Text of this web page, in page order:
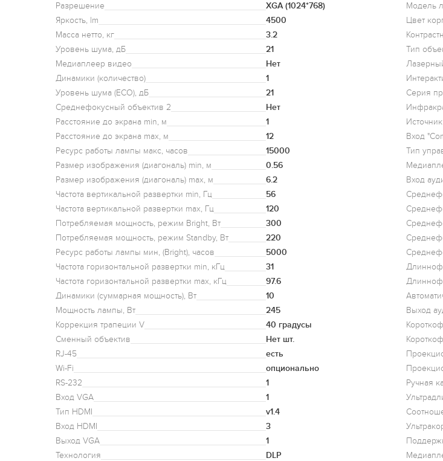
Разрешение
XGA (1024*768)
Яркость, lm
4500
Масса нетто, кг
3.2
Уровень шума, дБ
21
Медиаплеер видео
Нет
Динамики (количество)
1
Уровень шума (ECO), дБ
21
Среднефокусный объектив 2
Нет
Расстояние до экрана min, м
1
Расстояние до экрана max, м
12
Ресурс работы лампы макс, часов
15000
Размер изображения (диагональ) min, м
0.56
Размер изображения (диагональ) max, м
6.2
Частота вертикальной развертки min, Гц
56
Частота вертикальной развертки max, Гц
120
Потребляемая мощность, режим Bright, Вт
300
Потребляемая мощность, режим Standby, Вт
220
Ресурс работы лампы мин, (Bright), часов
5000
Частота горизонтальной развертки min, кГц
31
Частота горизонтальной развертки max, кГц
97.6
Динамики (суммарная мощность), Вт
10
Мощность лампы, Вт
245
Коррекция трапеции V
40 градусы
Сменный объектив
Нет шт.
RJ-45
есть
Wi-Fi
опционально
RS-232
1
Вход VGA
1
Тип HDMI
v1.4
Вход HDMI
3
Выход VGA
1
Технология
DLP
Модель
Цвет
Тип
Серия
Вход
Тип
Вход
Выход
Ручная